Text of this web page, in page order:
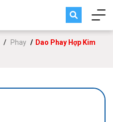
Phay
Dao Phay Hợp Kim